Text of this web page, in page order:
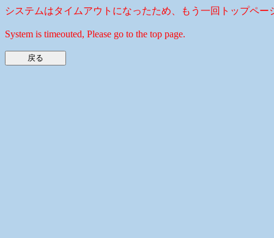
システムはタイムアウトになったため、もう一回トップペー
System is timeouted, Please go to the top page.